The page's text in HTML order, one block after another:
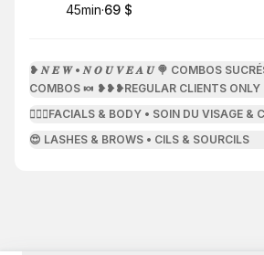
.Durée de l'appel
45min·
.Prix
69 $
❥ 𝑵 𝑬 𝑾 • 𝑵 𝑶 𝑼 𝑽 𝑬 𝑨 𝑼 🍭 COMBOS
COMBOS 🍬 ❥❥❥REGULAR CLIENTS ONLY
👩🏻‍⚕️FACIALS & BODY • SOIN DU VISAGE &
😍 LASHES & BROWS • CILS & SOURCILS